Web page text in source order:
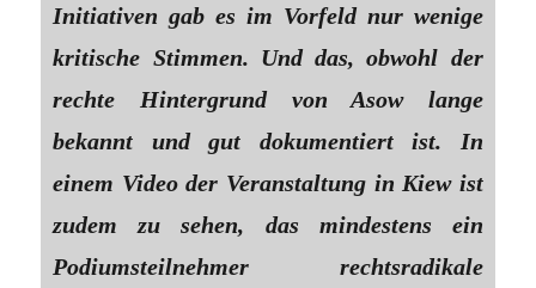
Initiativen gab es im Vorfeld nur wenige
kritische Stimmen. Und das, obwohl der
rechte Hintergrund von Asow lange
bekannt und gut dokumentiert ist. In
einem Video der Veranstaltung in Kiew ist
zudem zu sehen, das mindestens ein
Podiumsteilnehmer rechtsradikale